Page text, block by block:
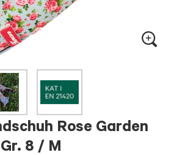
Rose Garden
8 / M